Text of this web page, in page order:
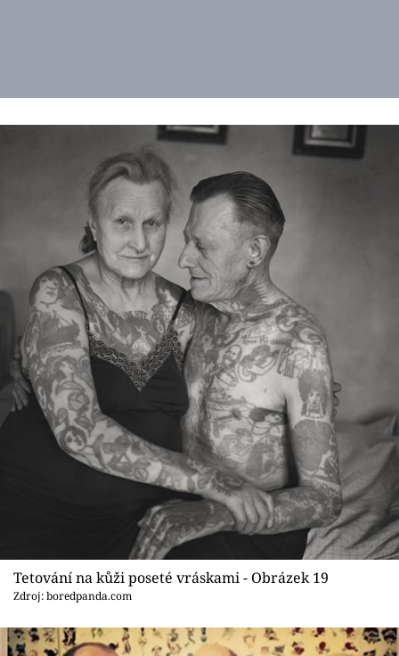
Tetování na kůži poseté vráskami - Obrázek 19
Zdroj: boredpanda.com